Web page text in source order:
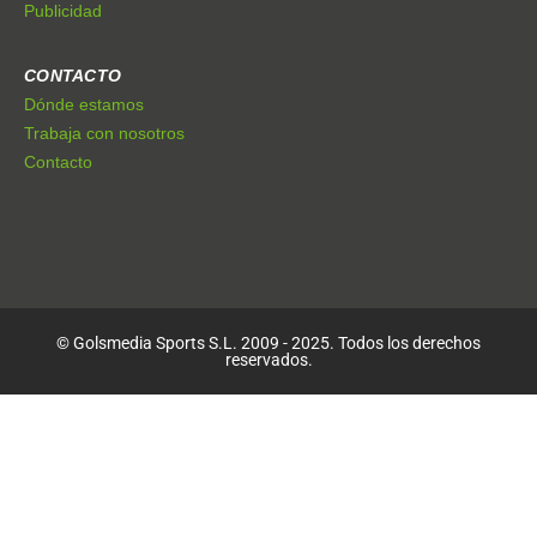
Publicidad
CONTACTO
Dónde estamos
Trabaja con nosotros
Contacto
© Golsmedia Sports S.L. 2009 - 2025. Todos los derechos
reservados.